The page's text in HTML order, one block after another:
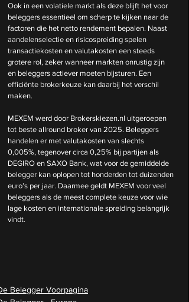
Ook in een volatiele markt als deze blijft het voor
beleggers essentieel om scherp te kijken naar de
factoren die het netto rendement bepalen. Naast
aandelenselectie en risicospreiding spelen
transactiekosten en valutakosten een steeds
grotere rol, zeker wanneer markten onrustig zijn
en beleggers actiever moeten bijsturen. Een
efficiënte brokerkeuze kan daarbij het verschil
maken.
MEXEM werd door Brokerskiezen.nl uitgeroepen
tot beste allround broker van 2025. Beleggers
handelen er met valutakosten van slechts
0,005%, tegenover circa 0,25% bij partijen als
DEGIRO en SAXO Bank, wat voor de gemiddelde
belegger kan oplopen tot honderden tot duizenden
euro’s per jaar. Daarmee geldt MEXEM voor veel
beleggers als de meest complete keuze voor wie
lage kosten en internationale spreiding belangrijk
vindt.
Belegger Voorpagina